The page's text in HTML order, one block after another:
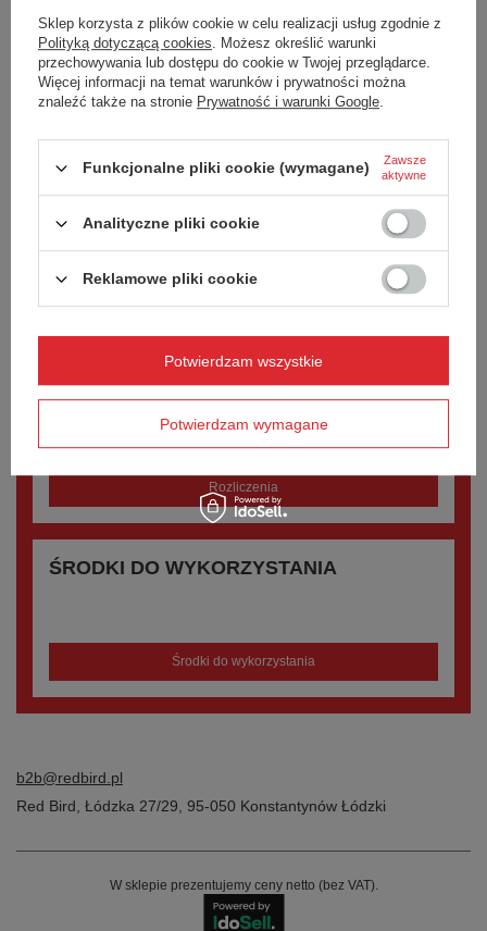
GENERATOR KODÓW I BANNERÓW
Możliwość przygotowania gotowych do użycia reklam
(statyczne obrazki i flash). Panel umożliwia pobranie kodu
Kody promocyjne
Kod HTML
ROZLICZENIA
Narzędzie pozwala sprawdzić aktualny stan Twoich rozliczeń
ze sklepem.
Rozliczenia
ŚRODKI DO WYKORZYSTANIA
Środki do wykorzystania
b2b@redbird.pl
Red Bird Łódzka 27/29 95-050 Konstantynów Łódzki
W sklepie prezentujemy ceny netto (bez VAT).
Sklep korzysta z plików cookie w celu realizacji usług zgodnie z
Polityką dotyczącą cookies. Możesz określić warunki
przechowywania lub dostępu do cookie w Twojej przeglądarce.
Więcej informacji na temat warunków i prywatności można
znaleźć także na stronie Prywatność i warunki Google.
Funkcjonalne pliki cookie (wymagane)
Zawsze
aktywne
Analityczne pliki cookie
Reklamowe pliki cookie
Potwierdzam wymagane
Potwierdzam wszystkie